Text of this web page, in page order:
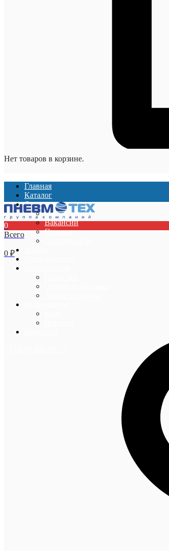
Нет товаров в корзине.
Главная
Каталог
О компании
О компании
Вакансии
Отзывы
0
Всего
0 ₽